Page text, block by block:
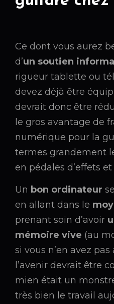
Ce dont vous aurez
d’un soutien
rigueur tablette ou
devez déjà être
devrait donc être
le gros avantage de
numérique pour la
termes grandement
en pédales d’effets
Un bon ordinateur
en allant dans le
prenant soin d’avoir
mémoire vive (au
si vous n’en avez pas
l’avenir devrait être
mien était un
très bien le travail